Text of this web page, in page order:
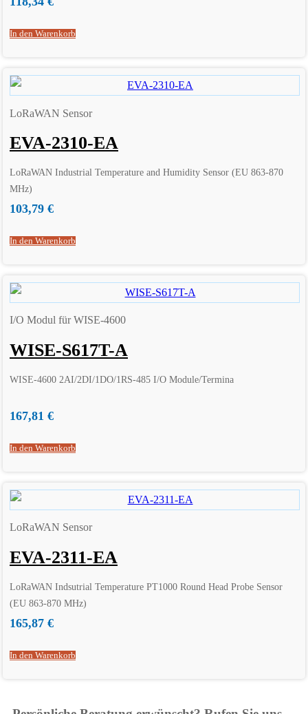
In den Warenkorb
LoRaWAN Sensor
EVA-2310-EA
LoRaWAN Industrial Temperature and Humidity Sensor (EU 863-870
MHz)
103,79 €
In den Warenkorb
I/O Modul für WISE-4600
WISE-S617T-A
WISE-4600 2AI/2DI/1DO/1RS-485 I/O Module/Termina
167,81 €
In den Warenkorb
LoRaWAN Sensor
EVA-2311-EA
LoRaWAN Indsutrial Temperature PT1000 Round Head Probe Sensor
(EU 863-870 MHz)
165,87 €
In den Warenkorb